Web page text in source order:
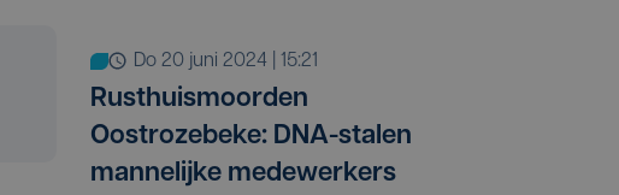
do 20 juni 2024 | 15:21
Rusthuismoorden
Oostrozebeke: DNA-stalen
mannelijke medewerkers